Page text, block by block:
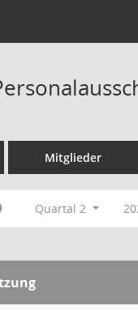
Mitglieder
Quartal 2